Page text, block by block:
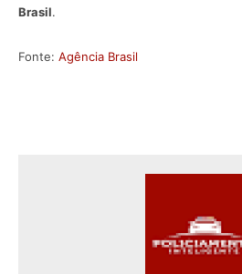
Brasil.
Fonte: Agência Brasil